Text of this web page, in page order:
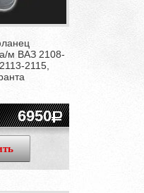
м ВАЗ 2108-
2115,
6950